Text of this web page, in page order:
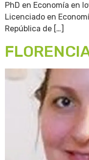
PhD en Economía en
Licenciado en
República de […]